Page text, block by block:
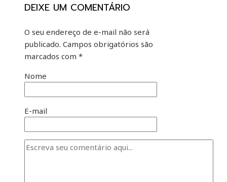
DEIXE UM COMENTÁRIO
O seu endereço de e-mail não será
publicado. Campos obrigatórios são
marcados com *
Nome
E-mail